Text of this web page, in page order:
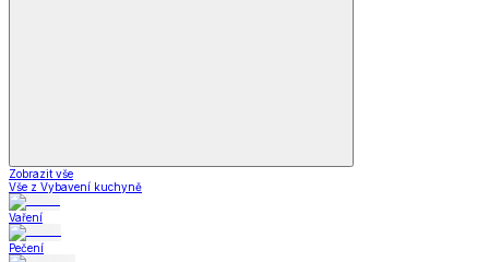
Zobrazit vše
Vše z Vybavení kuchyně
Vaření
Pečení